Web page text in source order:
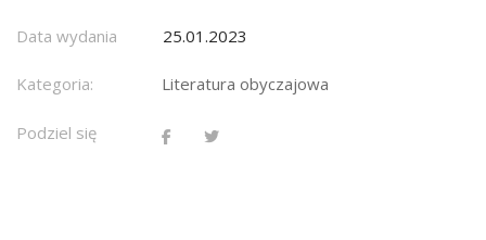
Data wydania 25.01.2023
Kategoria: Literatura obyczajowa
Podziel się